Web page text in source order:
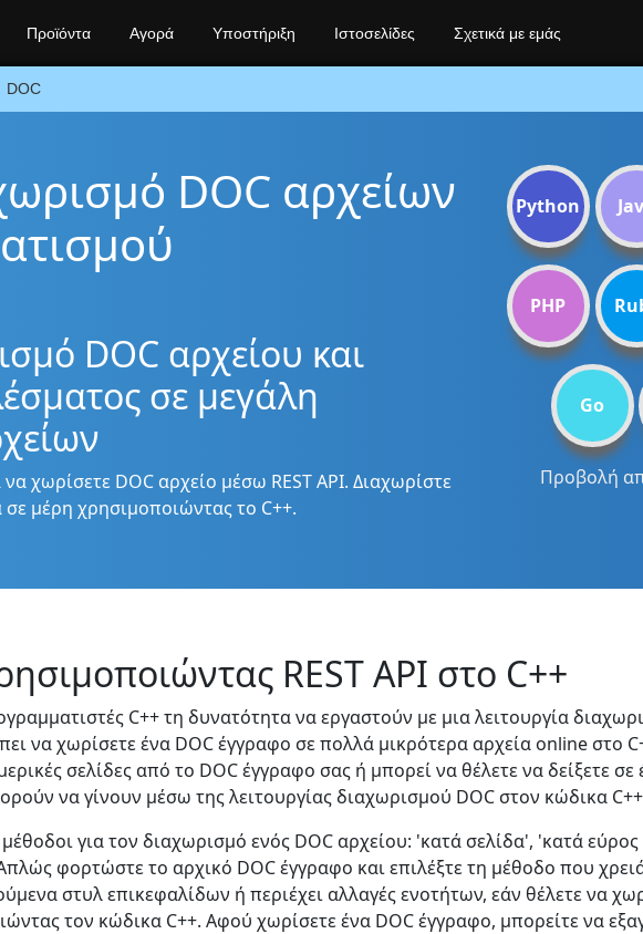
DOC
DOC αρχείων
DOC αρχείου και
σε μεγάλη
χωρίσετε DOC αρχείο μέσω REST API. Διαχωρίστε
μέρη χρησιμοποιώντας το C++.
Python
PHP
Go
Προβολή
REST API στο C++
C++ τη δυνατότητα να εργαστούν με μια λειτουργία
να χωρίσετε ένα DOC έγγραφο σε πολλά μικρότερα αρχεία online στο
σελίδες από το DOC έγγραφο σας ή μπορεί να θέλετε να δείξετε
να γίνουν μέσω της λειτουργίας διαχωρισμού DOC στον κώδικα
για τον διαχωρισμό ενός DOC αρχείου: 'κατά σελίδα', 'κατά
φορτώστε το αρχικό DOC έγγραφο και επιλέξτε τη μέθοδο που
στυλ επικεφαλίδων ή περιέχει αλλαγές ενοτήτων, εάν θέλετε να
τον κώδικα C++. Αφού χωρίσετε ένα DOC έγγραφο, μπορείτε να
Προϊόντα Αγορά Υποστήριξη Ιστοσελίδες Σχετικά με εμάς